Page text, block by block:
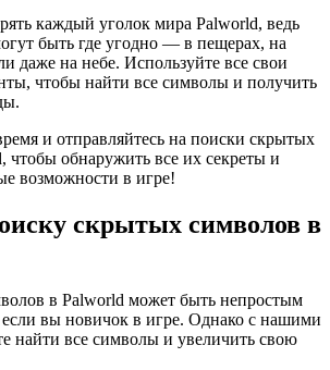
каждый уголок мира Palworld, ведь
быть где угодно — в пещерах, на
даже на небе. Используйте все свои
чтобы найти все символы и получить
и отправляйтесь на поиски скрытых
чтобы обнаружить все их секреты и
возможности в игре!
скрытых символов в
в Palworld может быть непростым
если вы новичок в игре. Однако с нашими
найти все символы и увеличить свою